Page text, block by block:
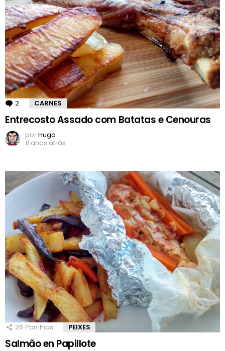
2 Comentários
CARNES
Entrecosto Assado com Batatas e Cenouras
porHugo
11 anos atrás
26 Partilhas PEIXES
Salmão en Papillote